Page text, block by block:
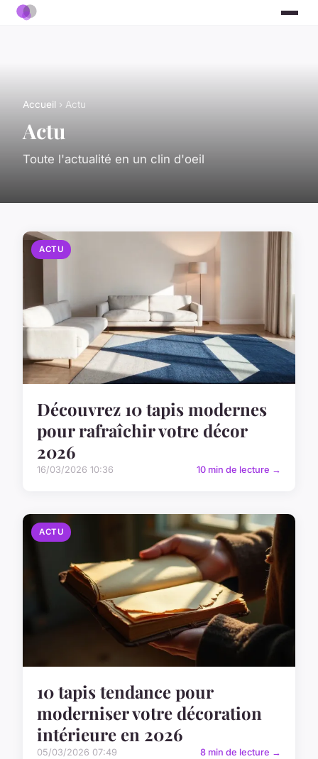
Accueil › Actu
Actu
Toute l'actualité en un clin d'oeil
ACTU
Découvrez 10 tapis modernes
pour rafraîchir votre décor
2026
16/03/2026 10:36 10 min de lecture →
ACTU
10 tapis tendance pour
moderniser votre décoration
intérieure en 2026
05/03/2026 07:49 8 min de lecture →